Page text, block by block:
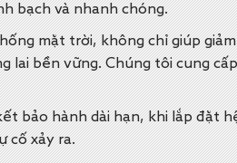
bạch và nhanh chóng.
mặt trời, không chỉ giúp
lai bền vững. Chúng tôi cung
bảo hành dài hạn, khi lắp đặt
cố xảy ra.